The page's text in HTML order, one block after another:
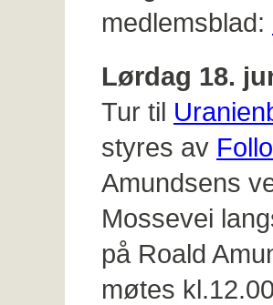
medlemsblad:
Lørdag 18.
Tur til
styres av
Amundsens
Mossevei
på Roald
møtes